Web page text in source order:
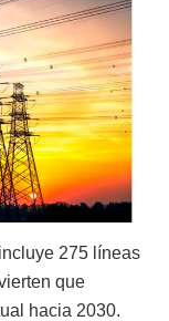
275 líneas
que
hacia 2030.